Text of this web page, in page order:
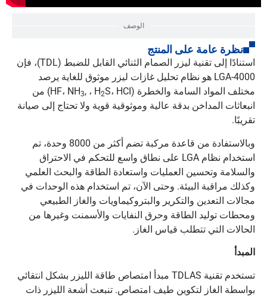
الوصف
نظرة عامة على المنتج
استنادًا إلى تقنية ليزر الصمام الثنائي القابل للضبط (TDL)، فإن
LGA-4000 هو نظام تحليل غازات ليزر موثوق للغاية يرصد
مختلف المواد السامة والخطرة (HF، NH
3, ، H2
S، HCI) من
انبعاثات المداخن بدقة عالية وموثوقية قوية ولا تحتاج إلى صيانة
تقريبًا.
وبالاستفادة من قاعدة مركبة تضم أكثر من 8000 وحدة، تم
استخدام نظام LGA على نطاق واسع للتحكم في الاحتراق
والسلامة وتحسين العمليات واستعادة الطاقة والبحث العلمي
وكذلك مراقبة البيئة. وحتى الآن، تم استخدام هذه الوحدات في
مجالات التعدين والتكرير والبتروكيماويات والغاز الطبيعي
ومحطات توليد الطاقة وحرق النفايات والأسمنت وغيرها من
الحالات التي تتطلب قياس الغاز.
المبدأ
تستخدم تقنية TDLAS مبدأ امتصاص طاقة الليزر بشكل انتقائي
بواسطة الغاز لتكوين طيف امتصاص. تنبعث أشعة الليزر ذات